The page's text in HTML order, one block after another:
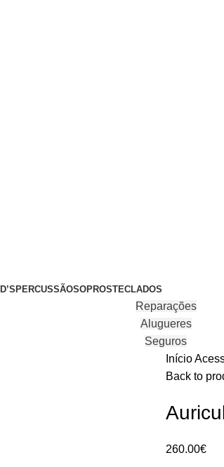
PERCUSSÃOSOPROSTECLADOS
Reparações
Alugueres
Seguros
Início
Back to
260.00€